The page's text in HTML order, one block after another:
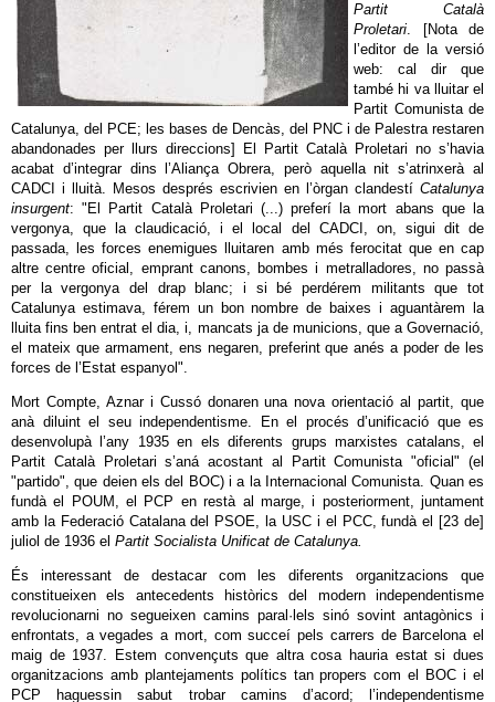
Partit Català
Proletari. [Nota de
l’editor de la versió
web: cal dir que
també hi va lluitar el
Partit Comunista de
Catalunya, del PCE; les bases de Dencàs, del PNC i de Palestra restaren
abandonades per llurs direccions] El Partit Català Proletari no s’havia
acabat d’integrar dins l’Aliança Obrera, però aquella nit s’atrinxerà al
CADCI i lluità. Mesos després escrivien en l’òrgan clandestí Catalunya
insurgent: "El Partit Català Proletari (...) preferí la mort abans que la
vergonya, que la claudicació, i el local del CADCI, on, sigui dit de
passada, les forces enemigues lluitaren amb més ferocitat que en cap
altre centre oficial, emprant canons, bombes i metralladores, no passà
per la vergonya del drap blanc; i si bé perdérem militants que tot
Catalunya estimava, férem un bon nombre de baixes i aguantàrem la
lluita fins ben entrat el dia, i, mancats ja de municions, que a Governació,
el mateix que armament, ens negaren, preferint que anés a poder de les
forces de l’Estat espanyol".
Mort Compte, Aznar i Cussó donaren una nova orientació al partit, que
anà diluint el seu independentisme. En el procés d’unificació que es
desenvolupà l’any 1935 en els diferents grups marxistes catalans, el
Partit Català Proletari s’aná acostant al Partit Comunista "oficial" (el
"partido", que deien els del BOC) i a la Internacional Comunista. Quan es
fundà el POUM, el PCP en restà al marge, i posteriorment, juntament
amb la Federació Catalana del PSOE, la USC i el PCC, fundà el [23 de]
juliol de 1936 el Partit Socialista Unificat de Catalunya.
És interessant de destacar com les diferents organitzacions que
constitueixen els antecedents històrics del modern independentisme
revolucionarni no segueixen camins paral·lels sinó sovint antagònics i
enfrontats, a vegades a mort, com succeí pels carrers de Barcelona el
maig de 1937. Estem convençuts que altra cosa hauria estat si dues
organitzacions amb plantejaments polítics tan propers com el BOC i el
PCP haguessin sabut trobar camins d’acord; l’independentisme